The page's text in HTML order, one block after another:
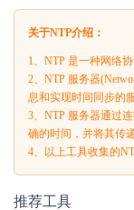
关于NTP介绍：
1、NTP 是一种网络
2、NTP 服务器
息和实现时间同步的
3、NTP 服务器通过
确的时间，并将其传
4、以上工具收集的
推荐工具